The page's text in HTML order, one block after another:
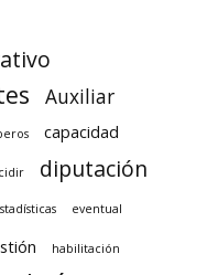
Auxiliar
capacidad
diputación
eventual
habilitación